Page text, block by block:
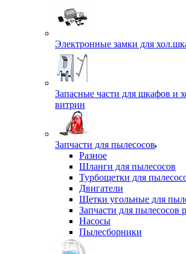
Электронные замки для
Запасные части для шкафов и
витрин
Запчасти для пылесосов
Разное
Шланги для пылесосов
Турбощетки для
Двигатели
Щетки угольные для
Запчасти для пылесосов
Насосы
Пылесборники